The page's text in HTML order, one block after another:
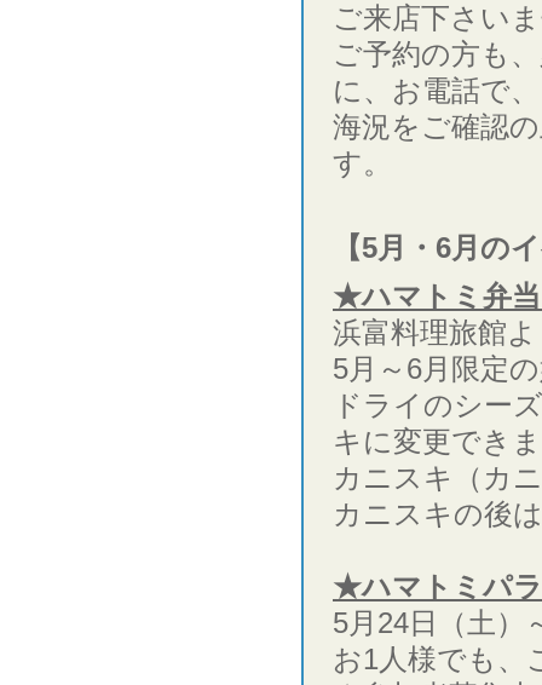
ご来店下さい
ご予約の方も
に、お電話で、
海況をご確認
す。
【5月・6月の
★ハマトミ弁
浜富料理旅館
5月～6月限定
ドライのシー
キに変更でき
カニスキ（カ
カニスキの
★ハマトミパ
5月24日（土）
お1人様でも、